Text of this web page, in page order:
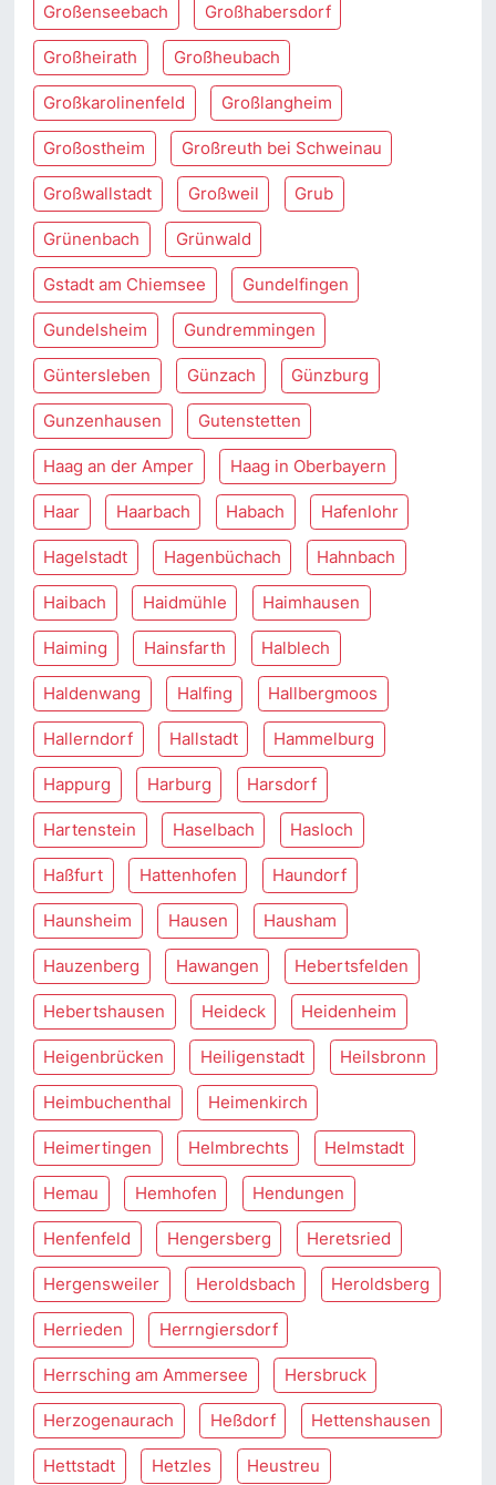
Großenseebach Großhabersdorf
Großheirath Großheubach
Großkarolinenfeld Großlangheim
Großostheim Großreuth bei Schweinau
Großwallstadt Großweil Grub
Grünenbach Grünwald
Gstadt am Chiemsee Gundelfingen
Gundelsheim Gundremmingen
Güntersleben Günzach Günzburg
Gunzenhausen Gutenstetten
Haag an der Amper Haag in Oberbayern
Haar Haarbach Habach Hafenlohr
Hagelstadt Hagenbüchach Hahnbach
Haibach Haidmühle Haimhausen
Haiming Hainsfarth Halblech
Haldenwang Halfing Hallbergmoos
Hallerndorf Hallstadt Hammelburg
Happurg Harburg Harsdorf
Hartenstein Haselbach Hasloch
Haßfurt Hattenhofen Haundorf
Haunsheim Hausen Hausham
Hauzenberg Hawangen Hebertsfelden
Hebertshausen Heideck Heidenheim
Heigenbrücken Heiligenstadt Heilsbronn
Heimbuchenthal Heimenkirch
Heimertingen Helmbrechts Helmstadt
Hemau Hemhofen Hendungen
Henfenfeld Hengersberg Heretsried
Hergensweiler Heroldsbach Heroldsberg
Herrieden Herrngiersdorf
Herrsching am Ammersee Hersbruck
Herzogenaurach Heßdorf Hettenshausen
Hettstadt Hetzles Heustreu